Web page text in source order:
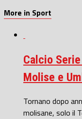
More in Sport
Calcio
Molise e
Tornano dopo
molisane, solo il